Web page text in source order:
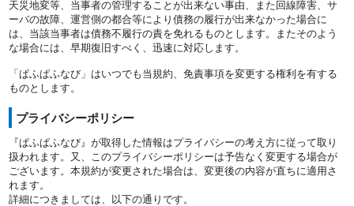
天災地変等、当事者の管理することが出来ない事由、また回線障害、サ
ーバの故障、運営側の都合等により債務の履行が出来なかった場合に
は、当該当事者は債務不履行の責を免れるものとします。またそのよう
な場合には、早期復旧すべく、迅速に対応します。
「ぱふぱふなび」はいつでも当規約、免責事項を変更する権利を有する
ものとします。
プライバシーポリシー
『ぱふぱふなび』が取得した情報はプライバシーの考え方に従って取り
扱われます。又、このプライバシーポリシーは予告なく変更する場合が
ございます。本規約が変更された場合は、変更後の内容が直ちに適用さ
れます。
詳細につきましては、以下の通りです。